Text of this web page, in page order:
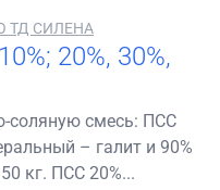
ТД СИЛЕНА
20%, 30%,
соляную смесь: ПСС
– галит и 90%
кг. ПСС 20%...